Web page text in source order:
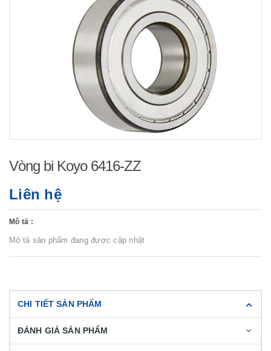
Vòng bi Koyo 6416-ZZ
Liên hệ
Mô tả :
Mô tả sản phẩm đang được cập nhật
CHI TIẾT SẢN PHẨM
ĐÁNH GIÁ SẢN PHẨM